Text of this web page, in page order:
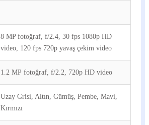
8 MP fotoğraf, f/2.4, 30 fps 1080p HD
video, 120 fps 720p yavaş çekim video
1.2 MP fotoğraf, f/2.2, 720p HD video
Uzay Grisi, Altın, Gümüş, Pembe, Mavi,
Kırmızı